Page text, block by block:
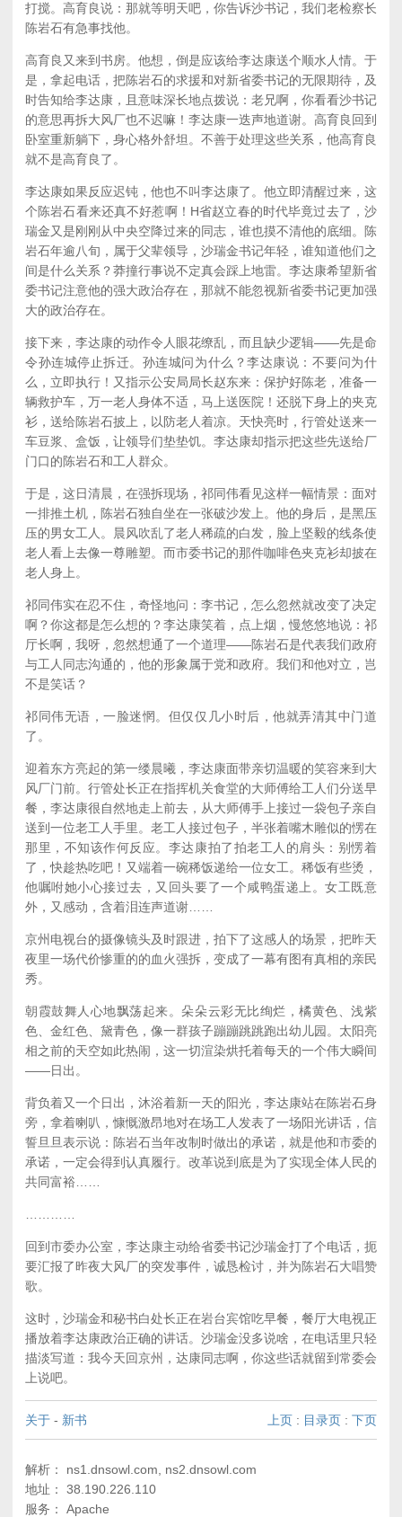
打搅。高育良说：那就等明天吧，你告诉沙书记，我们老检察长
陈岩石有急事找他。
高育良又来到书房。他想，倒是应该给李达康送个顺水人情。于
是，拿起电话，把陈岩石的求援和对新省委书记的无限期待，及
时告知给李达康，且意味深长地点拨说：老兄啊，你看看沙书记
的意思再拆大风厂也不迟嘛！李达康一迭声地道谢。高育良回到
卧室重新躺下，身心格外舒坦。不善于处理这些关系，他高育良
就不是高育良了。
李达康如果反应迟钝，他也不叫李达康了。他立即清醒过来，这
个陈岩石看来还真不好惹啊！H省赵立春的时代毕竟过去了，沙
瑞金又是刚刚从中央空降过来的同志，谁也摸不清他的底细。陈
岩石年逾八旬，属于父辈领导，沙瑞金书记年轻，谁知道他们之
间是什么关系？莽撞行事说不定真会踩上地雷。李达康希望新省
委书记注意他的强大政治存在，那就不能忽视新省委书记更加强
大的政治存在。
接下来，李达康的动作令人眼花缭乱，而且缺少逻辑——先是命
令孙连城停止拆迁。孙连城问为什么？李达康说：不要问为什
么，立即执行！又指示公安局局长赵东来：保护好陈老，准备一
辆救护车，万一老人身体不适，马上送医院！还脱下身上的夹克
衫，送给陈岩石披上，以防老人着凉。天快亮时，行管处送来一
车豆浆、盒饭，让领导们垫垫饥。李达康却指示把这些先送给厂
门口的陈岩石和工人群众。
于是，这日清晨，在强拆现场，祁同伟看见这样一幅情景：面对
一排推土机，陈岩石独自坐在一张破沙发上。他的身后，是黑压
压的男女工人。晨风吹乱了老人稀疏的白发，脸上坚毅的线条使
老人看上去像一尊雕塑。而市委书记的那件咖啡色夹克衫却披在
老人身上。
祁同伟实在忍不住，奇怪地问：李书记，怎么忽然就改变了决定
啊？你这都是怎么想的？李达康笑着，点上烟，慢悠悠地说：祁
厅长啊，我呀，忽然想通了一个道理——陈岩石是代表我们政府
与工人同志沟通的，他的形象属于党和政府。我们和他对立，岂
不是笑话？
祁同伟无语，一脸迷惘。但仅仅几小时后，他就弄清其中门道
了。
迎着东方亮起的第一缕晨曦，李达康面带亲切温暖的笑容来到大
风厂门前。行管处长正在指挥机关食堂的大师傅给工人们分送早
餐，李达康很自然地走上前去，从大师傅手上接过一袋包子亲自
送到一位老工人手里。老工人接过包子，半张着嘴木雕似的愣在
那里，不知该作何反应。李达康拍了拍老工人的肩头：别愣着
了，快趁热吃吧！又端着一碗稀饭递给一位女工。稀饭有些烫，
他嘱咐她小心接过去，又回头要了一个咸鸭蛋递上。女工既意
外，又感动，含着泪连声道谢……
京州电视台的摄像镜头及时跟进，拍下了这感人的场景，把昨天
夜里一场代价惨重的的血火强拆，变成了一幕有图有真相的亲民
秀。
朝霞鼓舞人心地飘荡起来。朵朵云彩无比绚烂，橘黄色、浅紫
色、金红色、黛青色，像一群孩子蹦蹦跳跳跑出幼儿园。太阳亮
相之前的天空如此热闹，这一切渲染烘托着每天的一个伟大瞬间
——日出。
背负着又一个日出，沐浴着新一天的阳光，李达康站在陈岩石身
旁，拿着喇叭，慷慨激昂地对在场工人发表了一场阳光讲话，信
誓旦旦表示说：陈岩石当年改制时做出的承诺，就是他和市委的
承诺，一定会得到认真履行。改革说到底是为了实现全体人民的
共同富裕……
回到市委办公室，李达康主动给省委书记沙瑞金打了个电话，扼
要汇报了昨夜大风厂的突发事件，诚恳检讨，并为陈岩石大唱赞
歌。
这时，沙瑞金和秘书白处长正在岩台宾馆吃早餐，餐厅大电视正
播放着李达康政治正确的讲话。沙瑞金没多说啥，在电话里只轻
描淡写道：我今天回京州，达康同志啊，你这些话就留到常委会
上说吧。
关于 - 新书 上页 : 目录页 : 下页
解析： ns1.dnsowl.com, ns2.dnsowl.com
地址： 38.190.226.110
服务： Apache